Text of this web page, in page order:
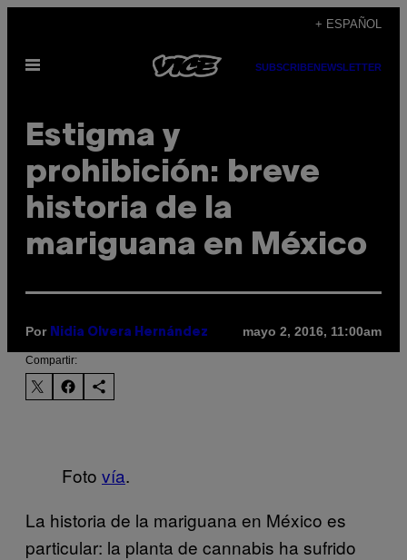
contenido
+ ESPAÑOL
Abrir
SUBSCRIBENEWSLETTER
Estigma y
prohibición: breve
historia de la
mariguana en México
Por Nidia Olvera Hernández mayo 2, 2016, 11:00am
Compartir:
Foto vía.
La historia de la mariguana en México es
particular: la planta de cannabis ha sufrido